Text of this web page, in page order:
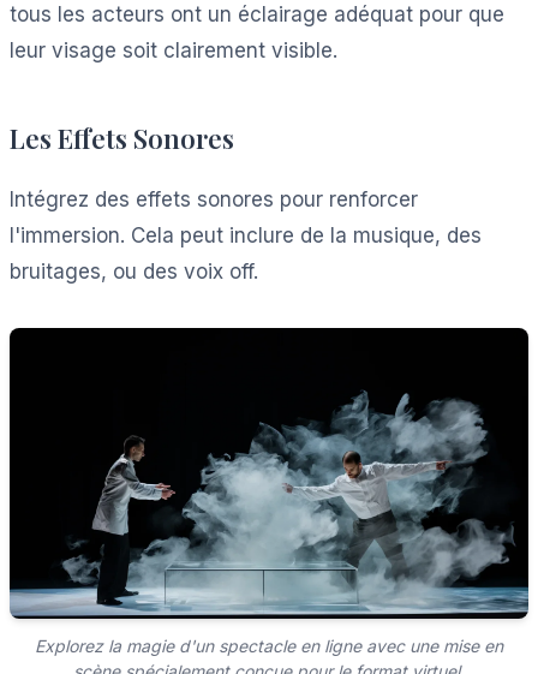
tous les acteurs ont un éclairage adéquat pour que
leur visage soit clairement visible.
Les Effets Sonores
Intégrez des effets sonores pour renforcer
l'immersion. Cela peut inclure de la musique, des
bruitages, ou des voix off.
Explorez la magie d'un spectacle en ligne avec une mise en